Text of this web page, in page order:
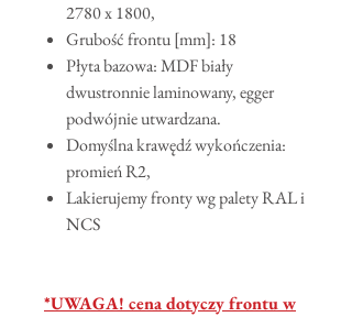
2780 x 1800,
Grubość frontu [mm]: 18
Płyta bazowa: MDF biały
dwustronnie laminowany, egger
podwójnie utwardzana.
Domyślna krawędź wykończenia:
promień R2,
Lakierujemy fronty wg palety RAL i
NCS
*UWAGA! cena dotyczy frontu w